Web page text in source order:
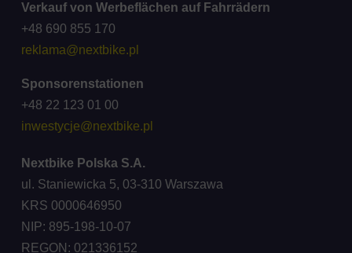
Verkauf von Werbeflächen auf Fahrrädern
+48 690 855 170
reklama@nextbike.pl
Sponsorenstationen
+48 22 123 01 00
inwestycje@nextbike.pl
Nextbike Polska S.A.
ul. Staniewicka 5, 03-310 Warszawa
KRS 0000646950
NIP: 895-198-10-07
REGON: 021336152